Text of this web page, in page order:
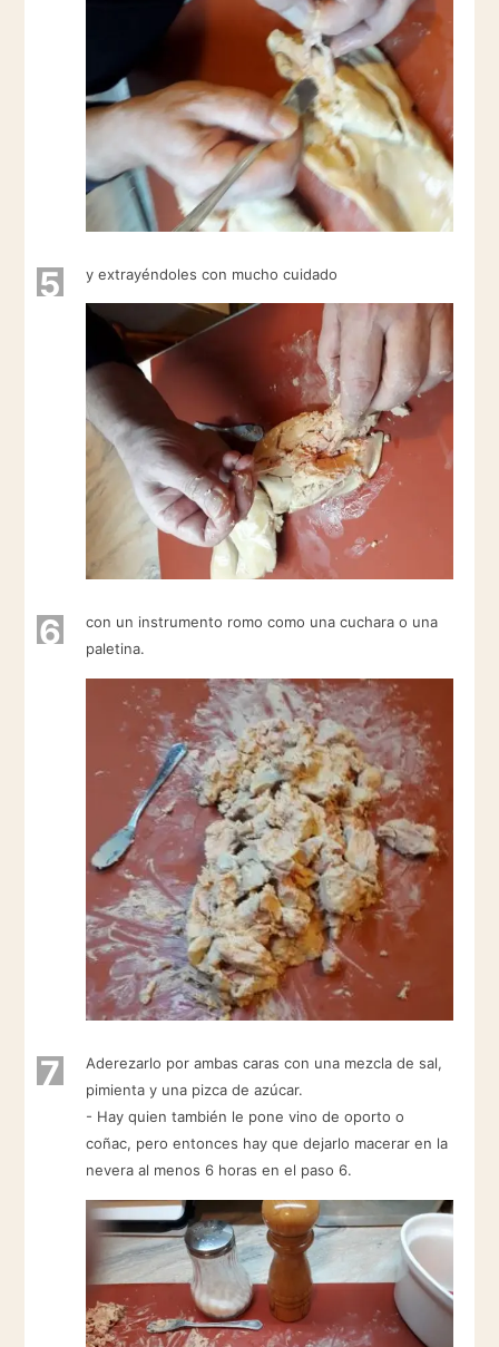
5 y extrayéndoles con mucho cuidado
6
con un instrumento romo como una cuchara o una
paletina.
7
Aderezarlo por ambas caras con una mezcla de sal,
pimienta y una pizca de azúcar.
- Hay quien también le pone vino de oporto o
coñac, pero entonces hay que dejarlo macerar en la
nevera al menos 6 horas en el paso 6.